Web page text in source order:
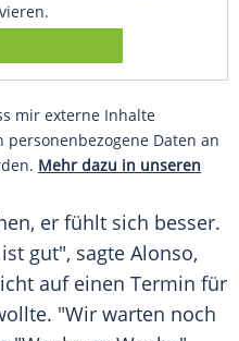
mir externe Inhalte
Daten an
Mehr dazu in unseren
er fühlt sich besser.
gut", sagte Alonso,
auf einen Termin für
"Wir warten noch